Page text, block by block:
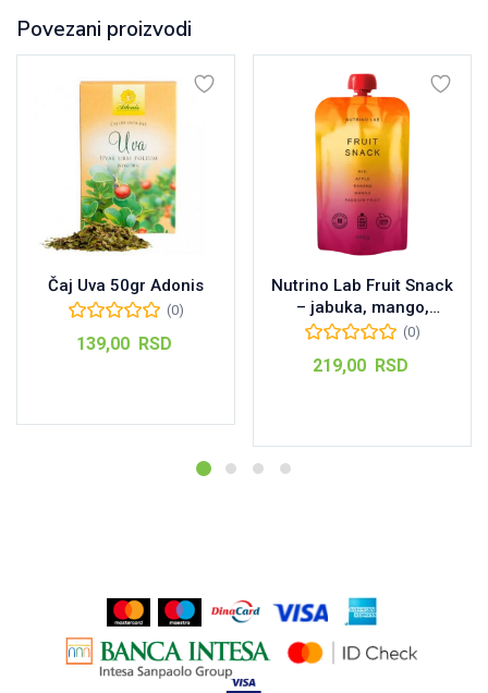
Povezani proizvodi
Čaj Uva 50gr Adonis
(0)
139,00 RSD
Nutrino Lab Fruit Snack
– jabuka, mango,
marakuja, banana 200
(0)
219,00 RSD